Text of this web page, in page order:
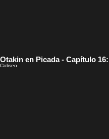
Otakin en Picada - Capítulo
Coliseo